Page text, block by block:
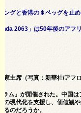
グと香港の＄ペッグを止
2063」は50年後のアフ
主席（写真：新華社/アフロ
ム」が開催された。中国
現代化を支援し、価値観
るのだろうか。